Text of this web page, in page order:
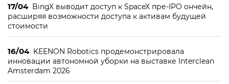
17/04 BingX выводит доступ к SpaceX пре-IPO ончейн,
расширяя возможности доступа к активам будущей
стоимости
16/04 KEENON Robotics продемонстрировала
инновации автономной уборки на выставке Interclean
Amsterdam 2026